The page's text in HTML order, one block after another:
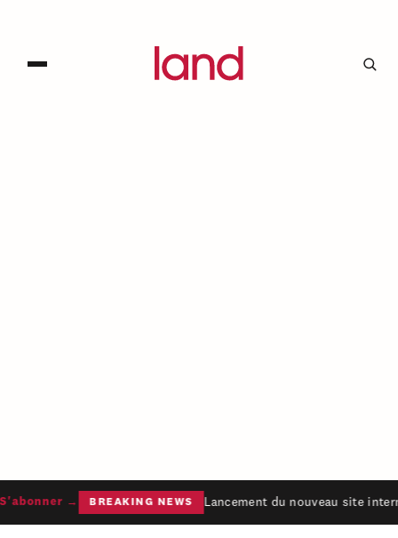
→ BREAKING NEWS Lancement du nouveau site